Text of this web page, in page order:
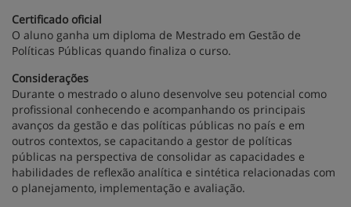
Certificado oficial
O aluno ganha um diploma de Mestrado em Gestão de
Políticas Públicas quando finaliza o curso.
Considerações
Durante o mestrado o aluno desenvolve seu potencial como
profissional conhecendo e acompanhando os principais
avanços da gestão e das políticas públicas no país e em
outros contextos, se capacitando a gestor de políticas
públicas na perspectiva de consolidar as capacidades e
habilidades de reflexão analítica e sintética relacionadas com
o planejamento, implementação e avaliação.